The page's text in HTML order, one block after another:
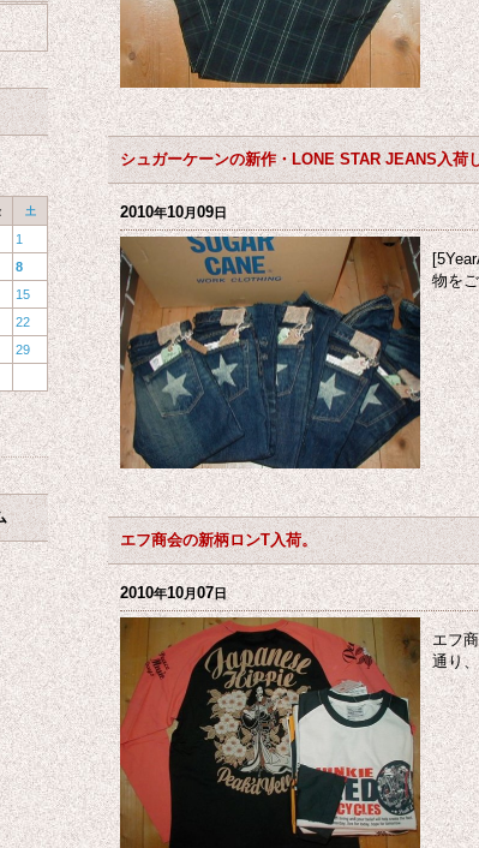
土
1
8
15
22
29
シュガーケーンの新作・LONE STAR JEANS入荷
2010年10月09日
物を
エフ商会の新柄ロンT入荷。
2010年10月07日
エフ
通り